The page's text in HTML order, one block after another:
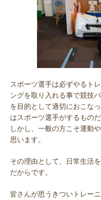
スポーツ選手は必ずやるト
ングを取り入れる事で競技
を目的として適切におこな
はスポーツ選手がするもの
しかし、一般の方こそ運動
思います。
その理由として、日常生活
だからです。
皆さんが思うきついトレー